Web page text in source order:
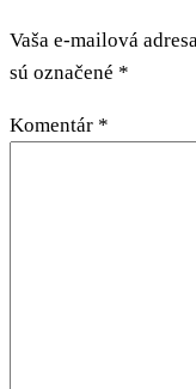
Vaša e-mailová
sú označené *
Komentár *